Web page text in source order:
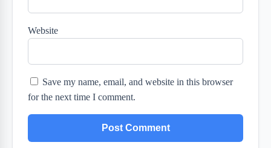
Website
Save my name, email, and website in this browser
for the next time I comment.